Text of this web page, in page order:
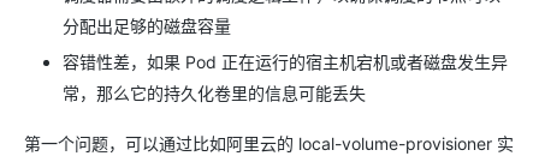
分配出足够的磁盘容量
容错性差，如果 Pod 正在运行的宿主机宕机或者磁盘发生异
常，那么它的持久化卷里的信息可能丢失
第一个问题，可以通过比如阿里云的 local-volume-provisioner 实